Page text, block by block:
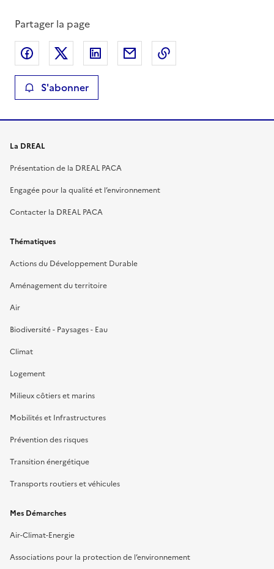
Partager la page
Partager sur Facebook
Partager sur XPartager sur LinkedIn
Partager par email
S'abonner
La DREAL
Présentation de la DREAL PACA
Engagée pour la qualité et l’environnement
Contacter la DREAL PACA
Thématiques
Actions du Développement Durable
Aménagement du territoire
Air
Biodiversité - Paysages - Eau
Climat
Logement
Milieux côtiers et marins
Mobilités et Infrastructures
Prévention des risques
Transition énergétique
Transports routiers et véhicules
Mes Démarches
Air-Climat-Energie
Associations pour la protection de l’environnement